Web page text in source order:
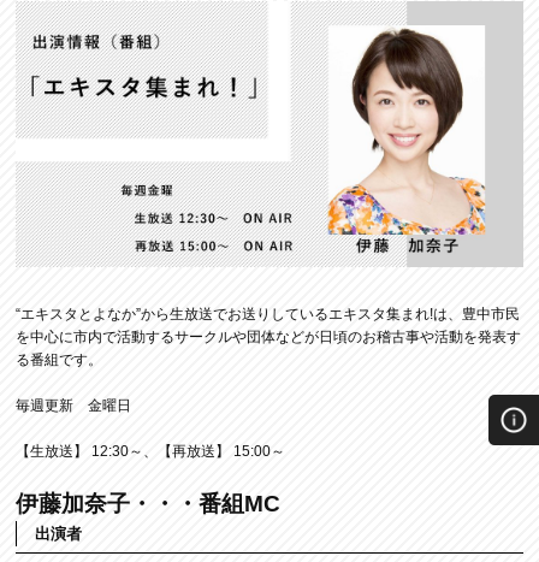
“エキスタとよなか”から生放送でお送りしているエキスタ集まれ!は、豊中市民
を中心に市内で活動するサークルや団体などが日頃のお稽古事や活動を発表す
る番組です。
毎週更新 金曜日
【生放送】 12:30～、【再放送】 15:00～
伊藤加奈子・・・番組MC
出演者